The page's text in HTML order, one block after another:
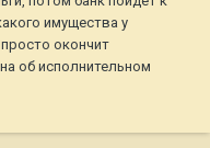
имущества у
окончит
об исполнительном